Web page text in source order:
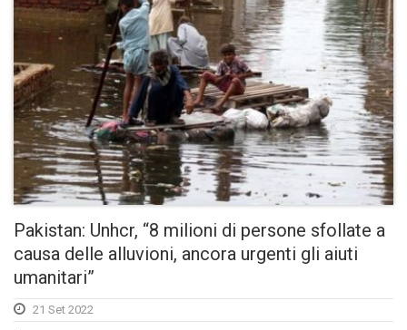
Pakistan: Unhcr, “8 milioni di persone sfollate a
causa delle alluvioni, ancora urgenti gli aiuti
umanitari”
21 Set 2022